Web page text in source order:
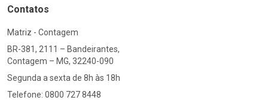
Contatos
Matriz - Contagem
BR-381, 2111 – Bandeirantes,
Contagem – MG, 32240-090
Segunda a sexta de 8h às 18h
Telefone: 0800 727 8448